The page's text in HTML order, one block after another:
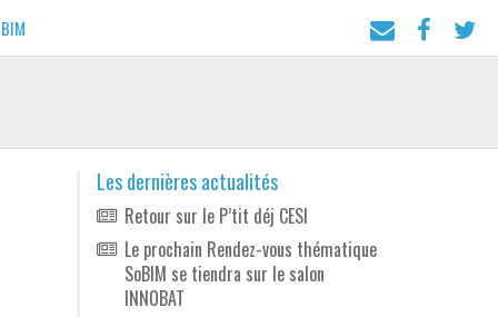
Les dernières actualités
Retour sur le P’tit déj CESI
Le prochain Rendez-vous thématique
SoBIM se tiendra sur le salon
INNOBAT